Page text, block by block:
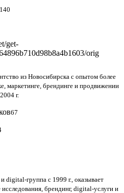
140
из Новосибирска с опытом более
маркетинге, брендинге и продвижении
г.
67
digital‑группа с 1999 г., оказывает
исследования, брендинг, digital‑услуги и